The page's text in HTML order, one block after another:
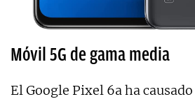
Móvil 5G de gama media
ElGoogle Pixel 6a ha